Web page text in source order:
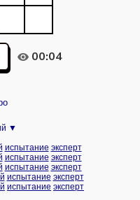
00:04
▼
испытание эксперт
испытание эксперт
испытание эксперт
испытание эксперт
испытание эксперт